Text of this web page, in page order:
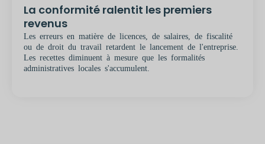
La conformité ralentit les premiers
revenus
Les erreurs en matière de licences, de salaires, de fiscalité
ou de droit du travail retardent le lancement de l'entreprise.
Les recettes diminuent à mesure que les formalités
administratives locales s'accumulent.